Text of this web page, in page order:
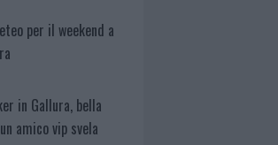
per il weekend a
in Gallura, bella
amico vip svela